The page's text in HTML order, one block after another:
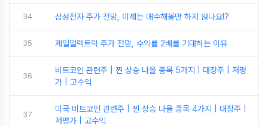
34 삼성전자 주가 전망, 이제는 매수해볼만 하지 않나요!?
35 제일일렉트릭 주가 전망, 수익률 2배를 기대하는 이유
36
비트코인 관련주 | 찐 상승 나올 종목 5가지 | 대장주 | 저평
가 | 고수익
37
미국 비트코인 관련주 | 찐 상승 나올 종목 4가지 | 대장주 |
저평가 | 고수익